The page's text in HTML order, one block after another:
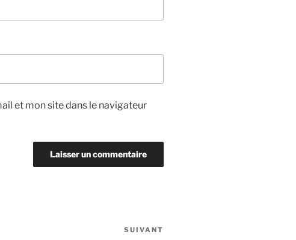
et mon site dans le navigateur
SUIVANT